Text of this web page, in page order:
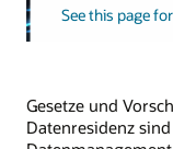
See this page
Gesetze und
Datenresidenz